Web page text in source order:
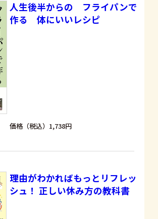
人生後半からの フライパンで
作る 体にいいレシピ
価格（税込）1,738円
理由がわかればもっとリフレッ
シュ！ 正しい休み方の教科書